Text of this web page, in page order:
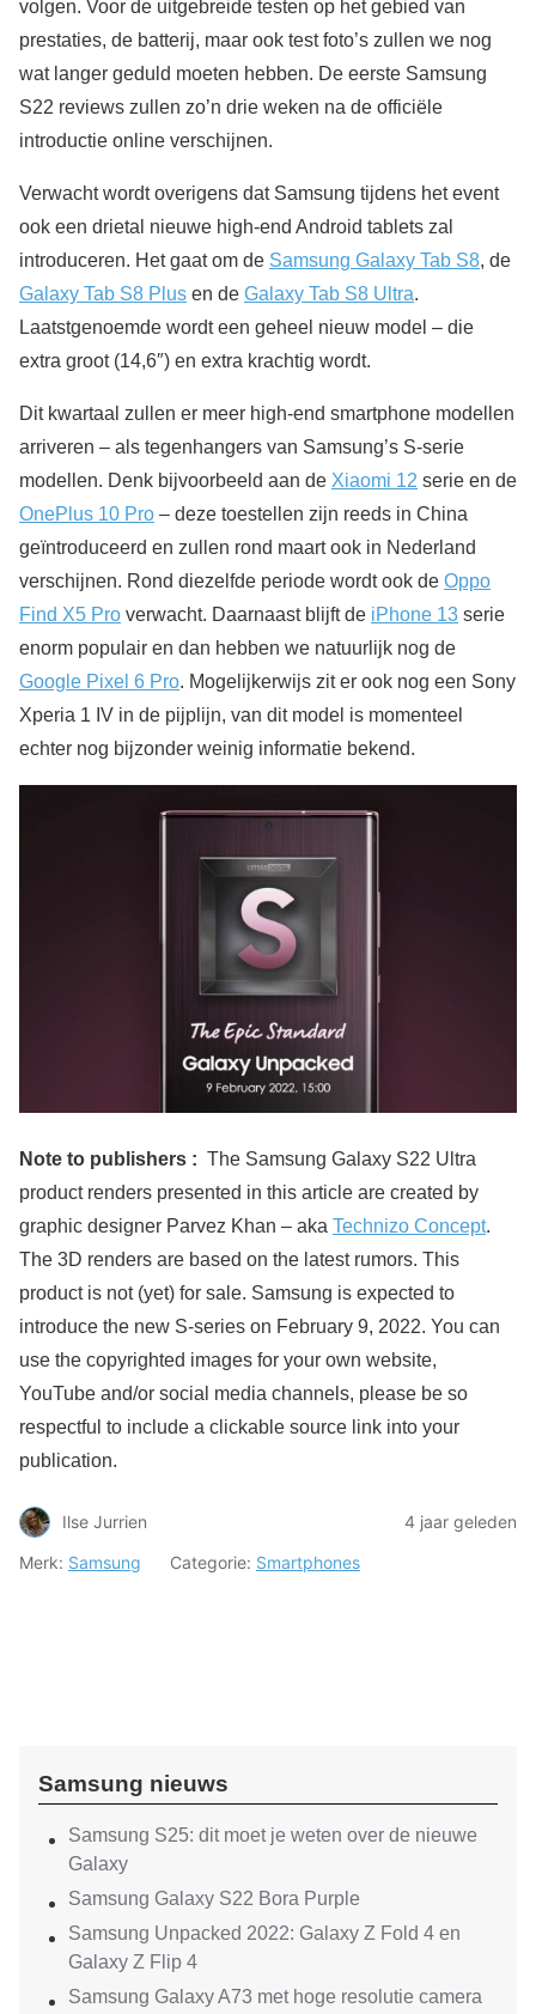
volgen. Voor de uitgebreide testen op het gebied van
prestaties, de batterij, maar ook test foto’s zullen we nog
wat langer geduld moeten hebben. De eerste Samsung
S22 reviews zullen zo’n drie weken na de officiële
introductie online verschijnen.
Verwacht wordt overigens dat Samsung tijdens het event
ook een drietal nieuwe high-end Android tablets zal
introduceren. Het gaat om de Samsung Galaxy Tab S8, de
Galaxy Tab S8 Plus en de Galaxy Tab S8 Ultra.
Laatstgenoemde wordt een geheel nieuw model – die
extra groot (14,6″) en extra krachtig wordt.
Dit kwartaal zullen er meer high-end smartphone modellen
arriveren – als tegenhangers van Samsung’s S-serie
modellen. Denk bijvoorbeeld aan de Xiaomi 12 serie en de
OnePlus 10 Pro – deze toestellen zijn reeds in China
geïntroduceerd en zullen rond maart ook in Nederland
verschijnen. Rond diezelfde periode wordt ook de Oppo
Find X5 Pro verwacht. Daarnaast blijft de iPhone 13 serie
enorm populair en dan hebben we natuurlijk nog de
Google Pixel 6 Pro. Mogelijkerwijs zit er ook nog een Sony
Xperia 1 IV in de pijplijn, van dit model is momenteel
echter nog bijzonder weinig informatie bekend.
Note to publishers : The Samsung Galaxy S22 Ultra
product renders presented in this article are created by
graphic designer Parvez Khan – aka Technizo Concept.
The 3D renders are based on the latest rumors. This
product is not (yet) for sale. Samsung is expected to
introduce the new S-series on February 9, 2022. You can
use the copyrighted images for your own website,
YouTube and/or social media channels, please be so
respectful to include a clickable source link into your
publication.
Ilse Jurrien
4 jaar geleden
Merk: Samsung Categorie: Smartphones
Samsung nieuws
Samsung S25: dit moet je weten over de nieuwe
Galaxy
Samsung Galaxy S22 Bora Purple
Samsung Unpacked 2022: Galaxy Z Fold 4 en
Galaxy Z Flip 4
Samsung Galaxy A73 met hoge resolutie camera